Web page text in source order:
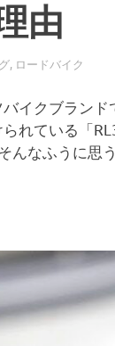
由
, ロードバイク
イクブラン
れている「
なふうに思う